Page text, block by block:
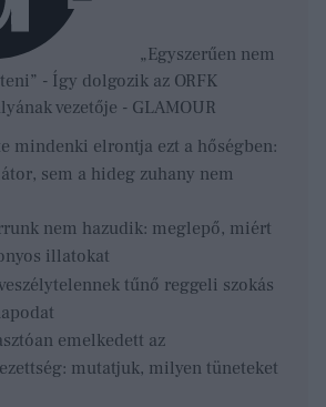
„Egyszerűen nem
- Így dolgozik az ORFK
vezetője - GLAMOUR
mindenki elrontja ezt a hőségben:
sem a hideg zuhany nem
nem hazudik: meglepő, miért
illatokat
tűnő reggeli szokás
emelkedett az
mutatjuk, milyen tüneteket